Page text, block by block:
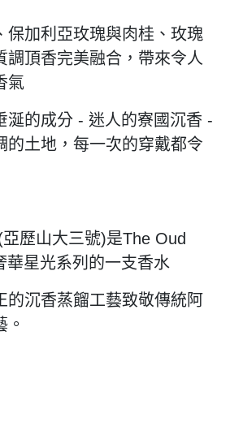
保加利亞玫瑰與肉桂、玫瑰
調頂香完美融合 ， 帶來令人
氣
涎的成分 - 迷人的寮國沉香 -
的土地，每一次的穿戴都令
歷山大三號)是The Oud
華星光系列的一支香水
的沉香蒸餾工藝致敬傳統阿
。